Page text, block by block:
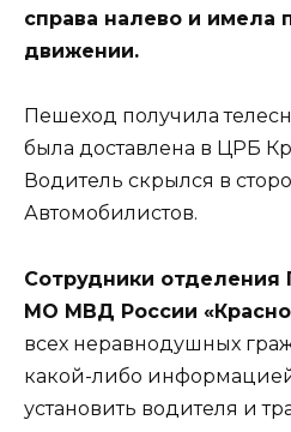
справа налево и имела
движении.
Пешеход получила
была доставлена в ЦРБ
Водитель скрылся в
Автомобилистов.
Сотрудники отделения
МО МВД России
всех неравнодушных
какой-либо
установить водителя и